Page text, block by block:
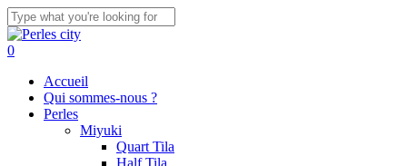
Skip
to
main
Close
Search
search
account
0
Accueil
Qui sommes-nous ?
Perles
Miyuki
Quart Tila
Half Tila